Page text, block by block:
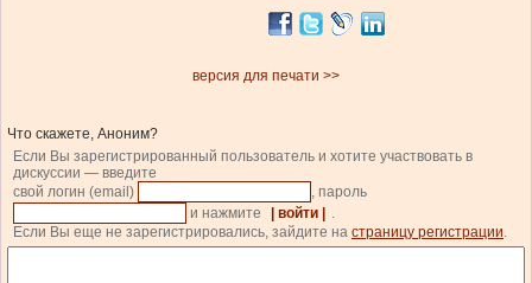
версия для печати >>
Что скажете, Аноним?
Если Вы зарегистрированный пользователь и хотите участвовать в
дискуссии — введите
свой логин (email)
, пароль
и нажмите
| войти |
.
Если Вы еще не зарегистрировались, зайдите на страницу регистрации.